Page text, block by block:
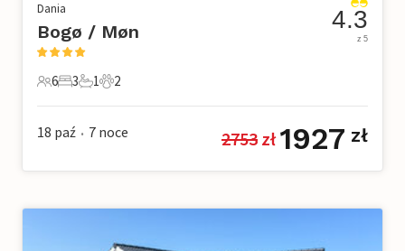
Dania
Bogø / Møn
6 Goście
6
3 Sypialnie
3
1 Łazienka
1
2 Zwierzęta domowe
2
4.3
z 5
18 paź • 7 noce 2753 zł 1927 zł